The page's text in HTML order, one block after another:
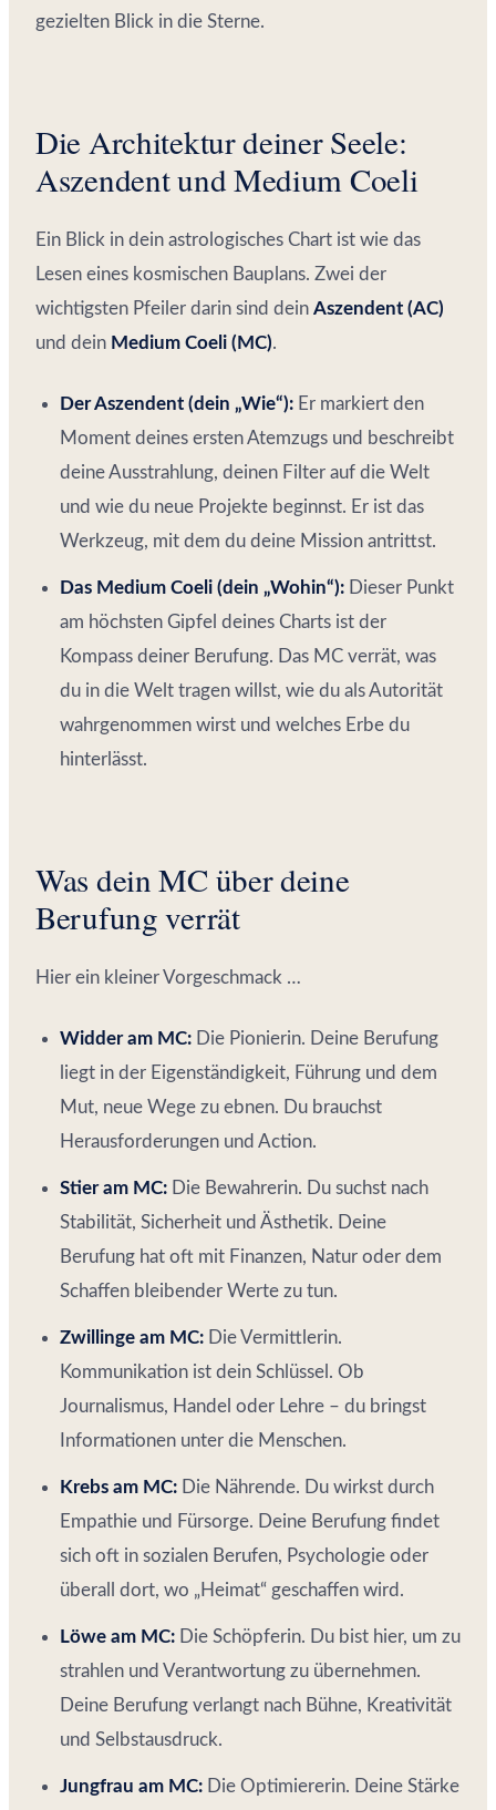
gezielten Blick in die Sterne.
Die Architektur deiner Seele:
Aszendent und Medium Coeli
Ein Blick in dein astrologisches Chart ist wie das
Lesen eines kosmischen Bauplans. Zwei der
wichtigsten Pfeiler darin sind dein Aszendent (AC)
und dein Medium Coeli (MC).
Der Aszendent (dein „Wie“): Er markiert den
Moment deines ersten Atemzugs und beschreibt
deine Ausstrahlung, deinen Filter auf die Welt
und wie du neue Projekte beginnst. Er ist das
Werkzeug, mit dem du deine Mission antrittst.
Das Medium Coeli (dein „Wohin“): Dieser Punkt
am höchsten Gipfel deines Charts ist der
Kompass deiner Berufung. Das MC verrät, was
du in die Welt tragen willst, wie du als Autorität
wahrgenommen wirst und welches Erbe du
hinterlässt.
Was dein MC über deine
Berufung verrät
Hier ein kleiner Vorgeschmack …
Widder am MC: Die Pionierin. Deine Berufung
liegt in der Eigenständigkeit, Führung und dem
Mut, neue Wege zu ebnen. Du brauchst
Herausforderungen und Action.
Stier am MC: Die Bewahrerin. Du suchst nach
Stabilität, Sicherheit und Ästhetik. Deine
Berufung hat oft mit Finanzen, Natur oder dem
Schaffen bleibender Werte zu tun.
Zwillinge am MC: Die Vermittlerin.
Kommunikation ist dein Schlüssel. Ob
Journalismus, Handel oder Lehre – du bringst
Informationen unter die Menschen.
Krebs am MC: Die Nährende. Du wirkst durch
Empathie und Fürsorge. Deine Berufung findet
sich oft in sozialen Berufen, Psychologie oder
überall dort, wo „Heimat“ geschaffen wird.
Löwe am MC: Die Schöpferin. Du bist hier, um zu
strahlen und Verantwortung zu übernehmen.
Deine Berufung verlangt nach Bühne, Kreativität
und Selbstausdruck.
Jungfrau am MC: Die Optimiererin. Deine Stärke